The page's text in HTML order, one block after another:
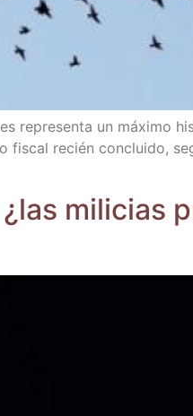
repre­sen­ta un máxi­mo
fis­cal recién con­clui­do,
mili­cias